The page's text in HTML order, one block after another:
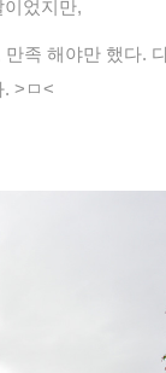
었지만,
족 해야만 했다.
. >ㅁ<